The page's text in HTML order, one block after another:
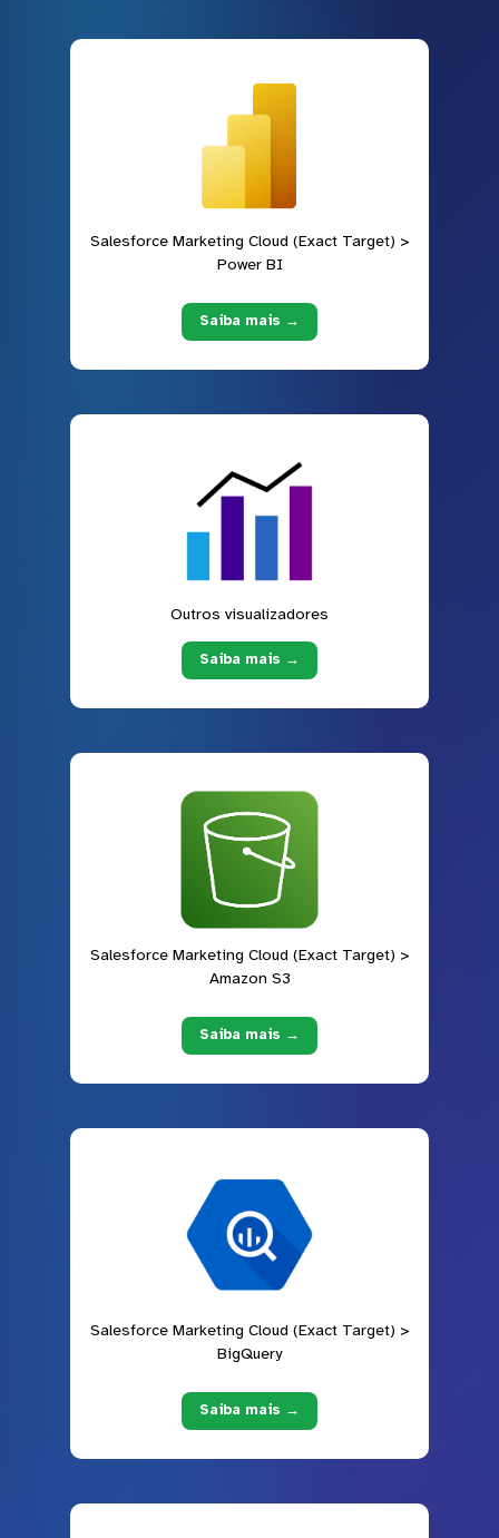
Salesforce Marketing Cloud (Exact Target) >
Power BI
Saiba mais →
Outros visualizadores
Saiba mais →
Salesforce Marketing Cloud (Exact Target) >
Amazon S3
Saiba mais →
Salesforce Marketing Cloud (Exact Target) >
BigQuery
Saiba mais →